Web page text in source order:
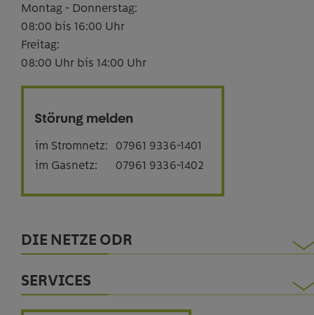
Montag - Donnerstag:
08:00 bis 16:00 Uhr
Freitag:
08:00 Uhr bis 14:00 Uhr
Störung melden
im Stromnetz:
07961 9336-1401
im Gasnetz:
07961 9336-1402
DIE NETZE ODR
Engagement
Karriere
SERVICES